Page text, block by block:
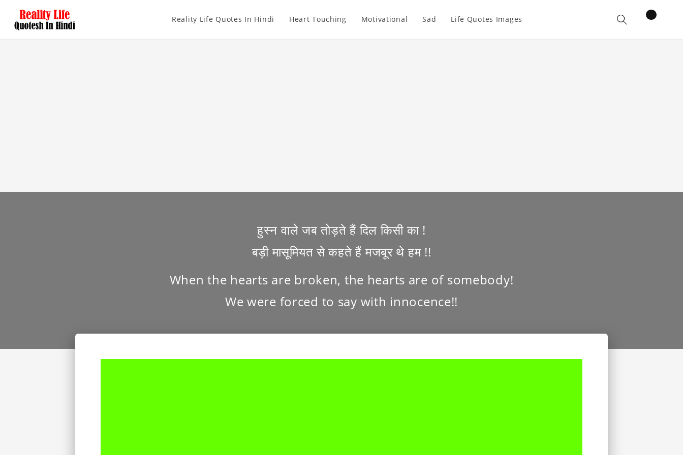
Reality Life Quotes In Hindi Heart Touching Motivational Sad Life Quotes Images Cart
items
हुस्न वाले जब तोड़ते हैं दिल किसी का !
बड़ी मासूमियत से कहते हैं मजबूर थे हम !!
When the hearts are broken, the hearts are of somebody!
We were forced to say with innocence!!